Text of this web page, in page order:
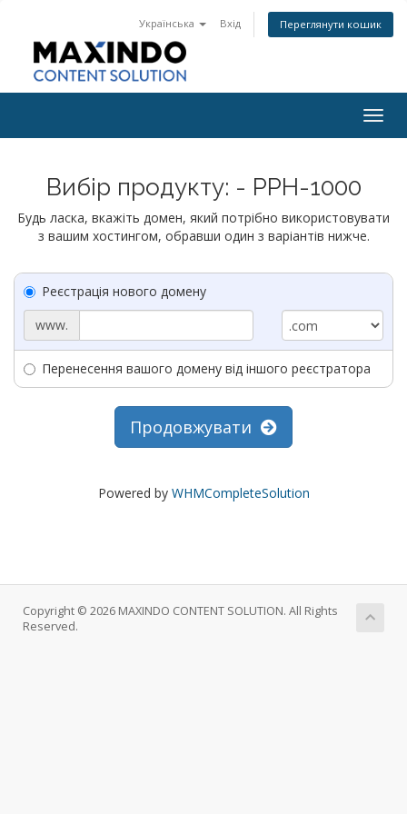
Українська Вхід Переглянути кошик
Вибір продукту: - PPH-1000
Будь ласка, вкажіть домен, який потрібно використовувати
з вашим хостингом, обравши один з варіантів нижче.
Реєстрація нового домену
www.
Перенесення вашого домену від іншого реєстратора
Продовжувати
Powered by WHMCompleteSolution
Copyright © 2026 MAXINDO CONTENT SOLUTION. All Rights
Reserved.